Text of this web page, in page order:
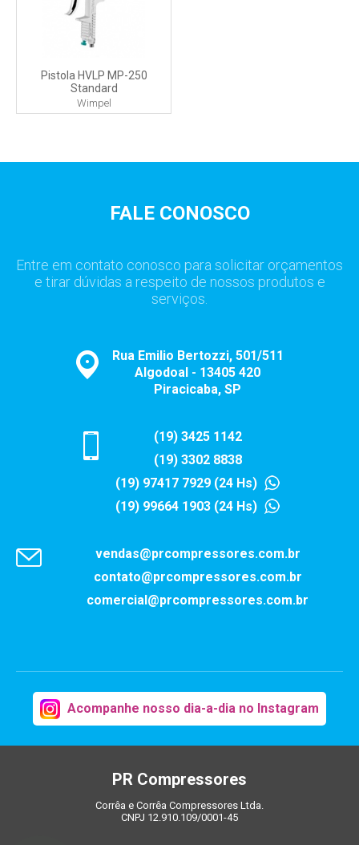
Pistola HVLP MP-250
Standard
Wimpel
FALE CONOSCO
Entre em contato conosco para solicitar orçamentos
e tirar dúvidas a respeito de nossos produtos e
serviços.
Rua Emilio Bertozzi, 501/511
Algodoal - 13405 420
Piracicaba, SP
(19) 3425 1142
(19) 3302 8838
(19) 97417 7929 (24 Hs)
(19) 99664 1903 (24 Hs)
vendas@prcompressores.com.br
contato@prcompressores.com.br
comercial@prcompressores.com.br
Acompanhe nosso dia-a-dia no Instagram
PR Compressores
Corrêa e Corrêa Compressores Ltda.
CNPJ 12.910.109/0001-45